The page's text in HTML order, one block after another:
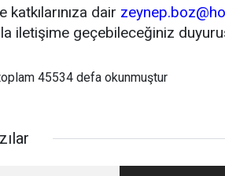
katkılarınıza dair
iletişime geçebileceğiniz
45534 defa okunmuştur